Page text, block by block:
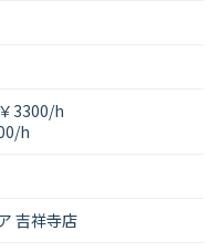
3300/h
h
吉祥寺店